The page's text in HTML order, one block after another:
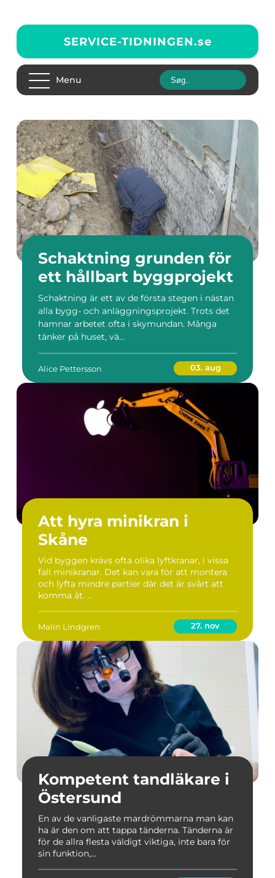
SERVICE-TIDNINGEN.se
Menu
Schaktning grunden för
ett hållbart byggprojekt
Schaktning är ett av de första stegen i nästan
alla bygg- och anläggningsprojekt. Trots det
hamnar arbetet ofta i skymundan. Många
tänker på huset, vä...
Alice Pettersson 03. aug
Att hyra minikran i
Skåne
Vid byggen krävs ofta olika lyftkranar, i vissa
fall minikranar. Det kan vara för att montera
och lyfta mindre partier där det är svårt att
komma åt. ...
Malin Lindgren 27. nov
Kompetent tandläkare i
Östersund
En av de vanligaste mardrömmarna man kan
ha är den om att tappa tänderna. Tänderna är
för de allra flesta väldigt viktiga, inte bara för
sin funktion,...